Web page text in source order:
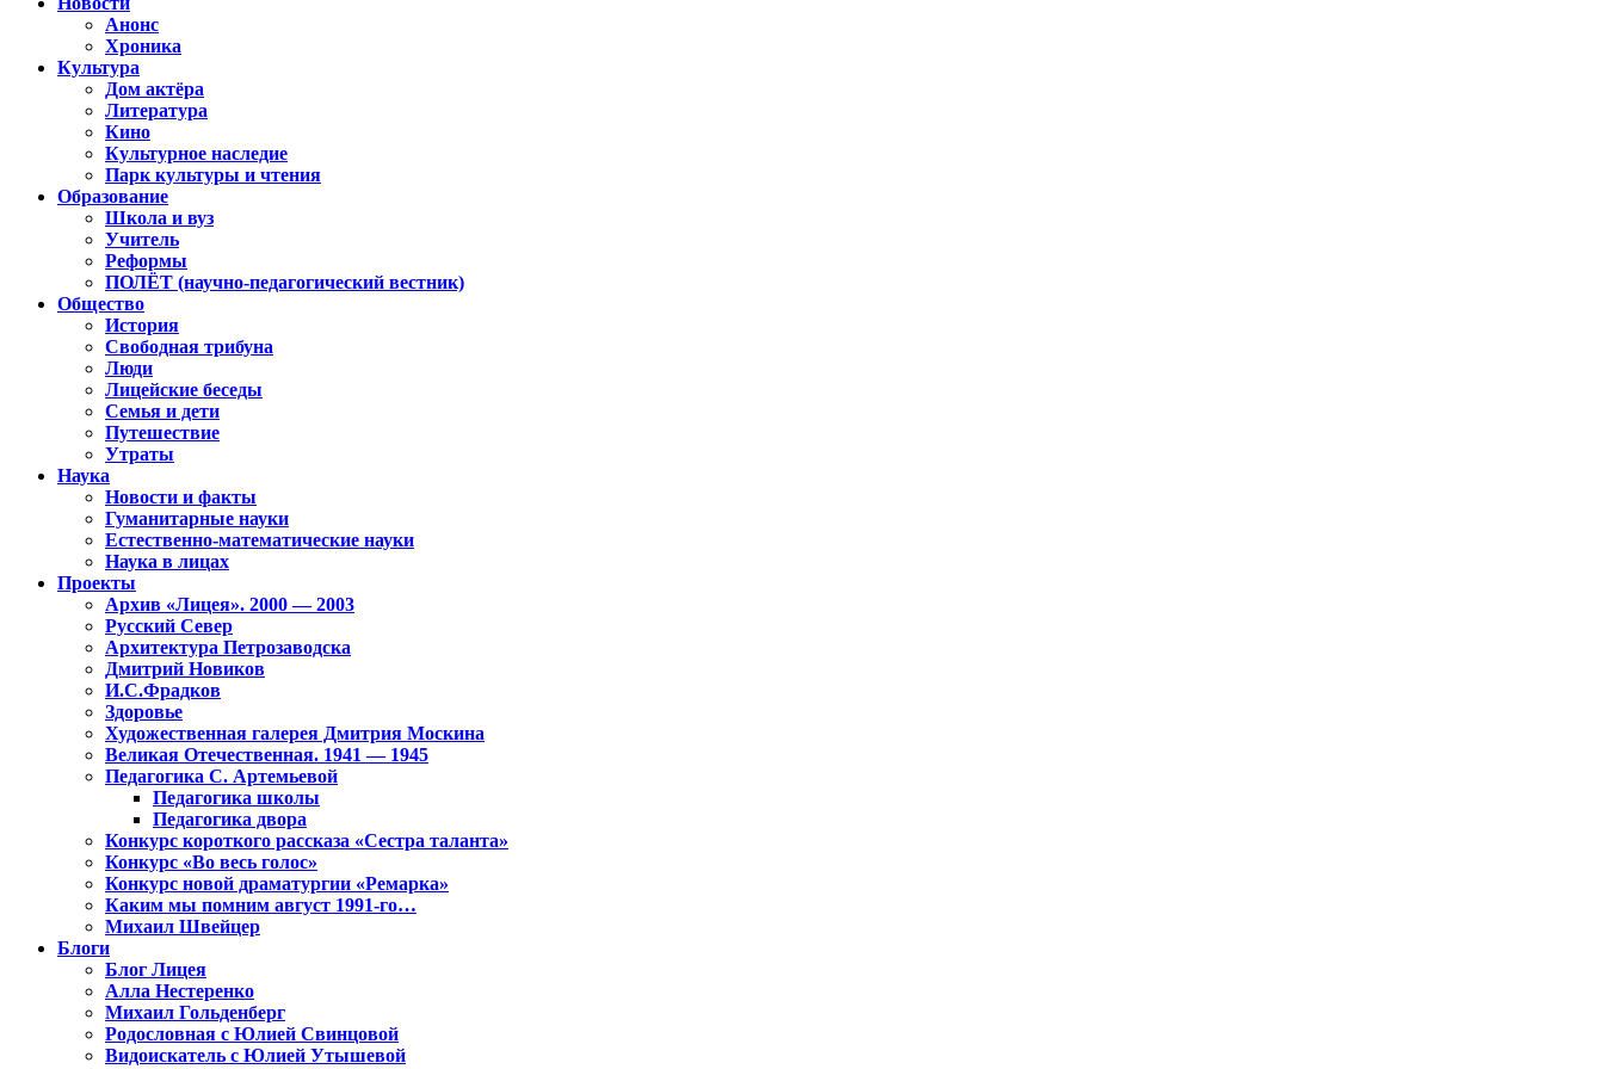
Анонс
Хроника
Культура
Дом актёра
Литература
Кино
Культурное наследие
Парк культуры и чтения
Образование
Школа и вуз
Учитель
Реформы
ПОЛЁТ (научно-педагогический вестник)
Общество
История
Свободная трибуна
Люди
Лицейские беседы
Семья и дети
Путешествие
Утраты
Наука
Новости и факты
Гуманитарные науки
Естественно-математические науки
Наука в лицах
Проекты
Архив «Лицея». 2000 — 2003
Русский Север
Архитектура Петрозаводска
Дмитрий Новиков
И.С.Фрадков
Здоровье
Художественная галерея Дмитрия Москина
Великая Отечественная. 1941 — 1945
Педагогика С. Артемьевой
Педагогика школы
Педагогика двора
Конкурс короткого рассказа «Сестра таланта»
Конкурс «Во весь голос»
Конкурс новой драматургии «Ремарка»
Каким мы помним август 1991-го…
Михаил Швейцер
Блоги
Блог Лицея
Алла Нестеренко
Михаил Гольденберг
Родословная с Юлией Свинцовой
Видоискатель с Юлией Утышевой